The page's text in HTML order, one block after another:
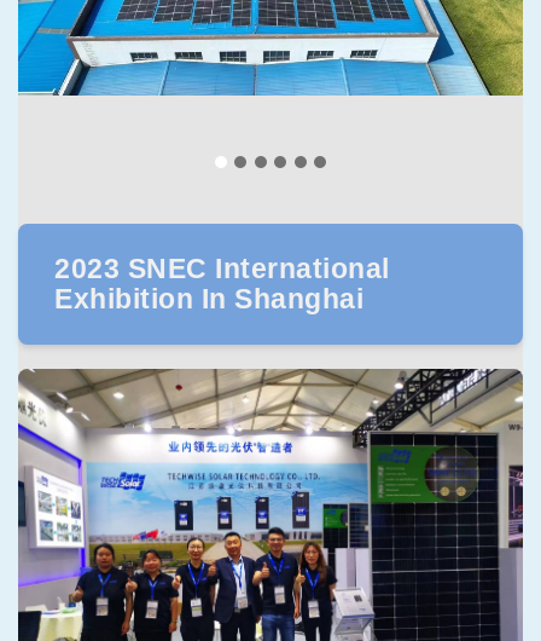
2023 SNEC International
Exhibition In Shanghai